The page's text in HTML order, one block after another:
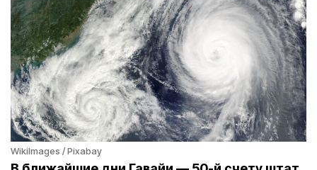
WikiImages / Pixabay